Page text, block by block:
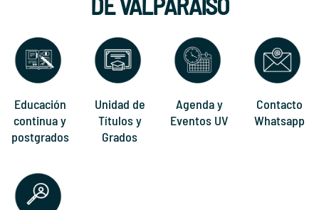
Educación
continua y
postgrados
Unidad de
Títulos y
Grados
Agenda y
Eventos UV
Contacto
Whatsapp